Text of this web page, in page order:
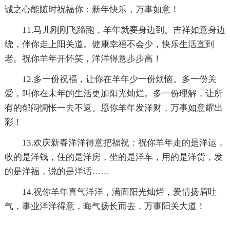
诚之心能随时祝福你：新年快乐，万事如意！
11.马儿刚刚飞蹄跑，羊年就要身边到。吉祥如意身边
绕，伴你走上阳关道。健康幸福不会少，快乐生活直到
老。祝你羊年开怀笑，洋洋得意步步高！
12.多一份祝福，让你在羊年少一份烦恼。多一份关
爱，叫你在未年的生活更加阳光灿烂。多一份理解，让所
有的郁闷惆怅一去不返。愿你羊年发洋财，万事如意耀出
彩！
13.欢庆新春洋洋得意把福祝：祝你羊年走的是洋运，
收的是洋钱，住的是洋房，坐的是洋车，用的是洋货，发
的是洋福，说的是洋话……
14.祝你羊年喜气洋洋，满面阳光灿烂，爱情扬眉吐
气，事业洋洋得意，晦气扬长而去，万事阳关大道！